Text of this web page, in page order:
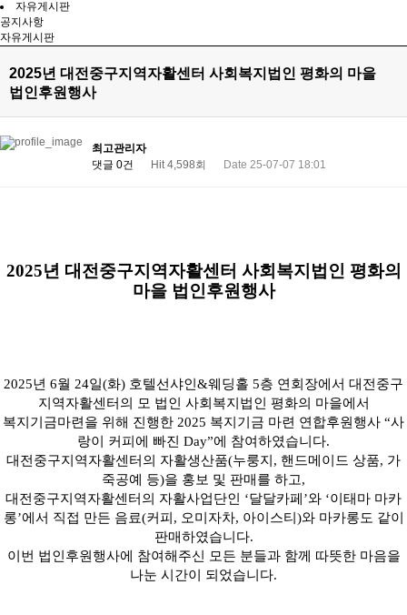
자유게시판
공지사항
자유게시판
2025년 대전중구지역자활센터 사회복지법인 평화의 마을
법인후원행사
최고관리자
댓글 0건
Hit 4,598회 Date 25-07-07 18:01
2025년 대전중구지역자활센터 사회복지법인 평화의
마을 법인후원행사
2025년 6월 24일(화) 호텔선샤인 &웨딩홀 5층 연회장에서 대전중구
지역자활센터의 모 법인 사회복지법인 평화의 마을에서
복지기금마련을 위해 진행한 2025 복지기금 마련 연합후원행사 “사
랑이 커피에 빠진 Day”에 참여하였습니다.
대전중구지역자활센터의 자활생산품(누룽지 , 핸드메이드 상품, 가
죽공예 등)을 홍보 및 판매를 하고,
대전중구지역자활센터의 자활사업단인 ‘달달카페 ’와 ‘이태마 마카
롱’에서 직접 만든 음료(커피 , 오미자차, 아이스티 )와 마카롱도 같이
판매하였습니다.
이번 법인후원행사에 참여해주신 모든 분들과 함께 따뜻한 마음을
나눈 시간이 되었습니다.